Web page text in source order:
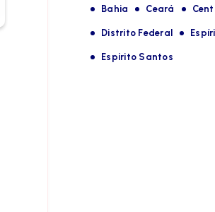
Bahia Ceará
Distrito Federal
Espirito Santos